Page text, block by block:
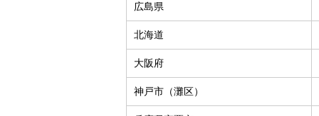
広島県
北海道
大阪府
神戸市（灘区）